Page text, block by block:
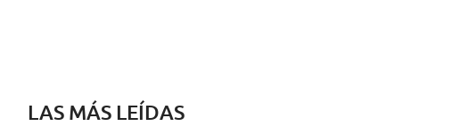
LAS MÁS LEÍDAS